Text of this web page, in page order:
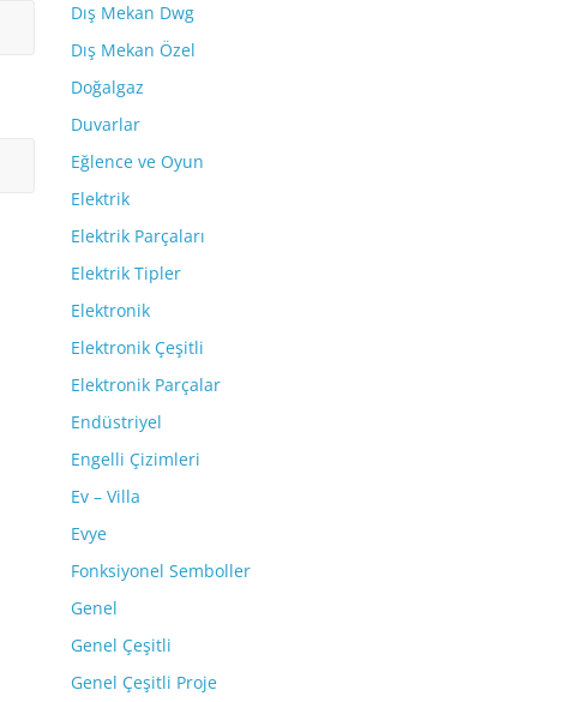
Dış Mekan Dwg
Dış Mekan Özel
Doğalgaz
Duvarlar
Eğlence ve Oyun
Elektrik
Elektrik Parçaları
Elektrik Tipler
Elektronik
Elektronik Çeşitli
Elektronik Parçalar
Endüstriyel
Engelli Çizimleri
Ev – Villa
Evye
Fonksiyonel Semboller
Genel
Genel Çeşitli
Genel Çeşitli Proje